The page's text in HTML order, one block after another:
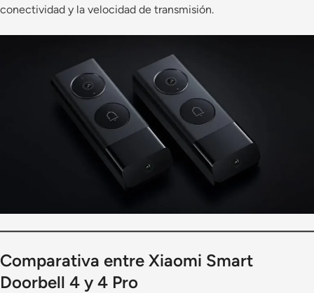
conectividad y la velocidad de transmisión.
Comparativa entre Xiaomi Smart
Doorbell 4 y 4 Pro